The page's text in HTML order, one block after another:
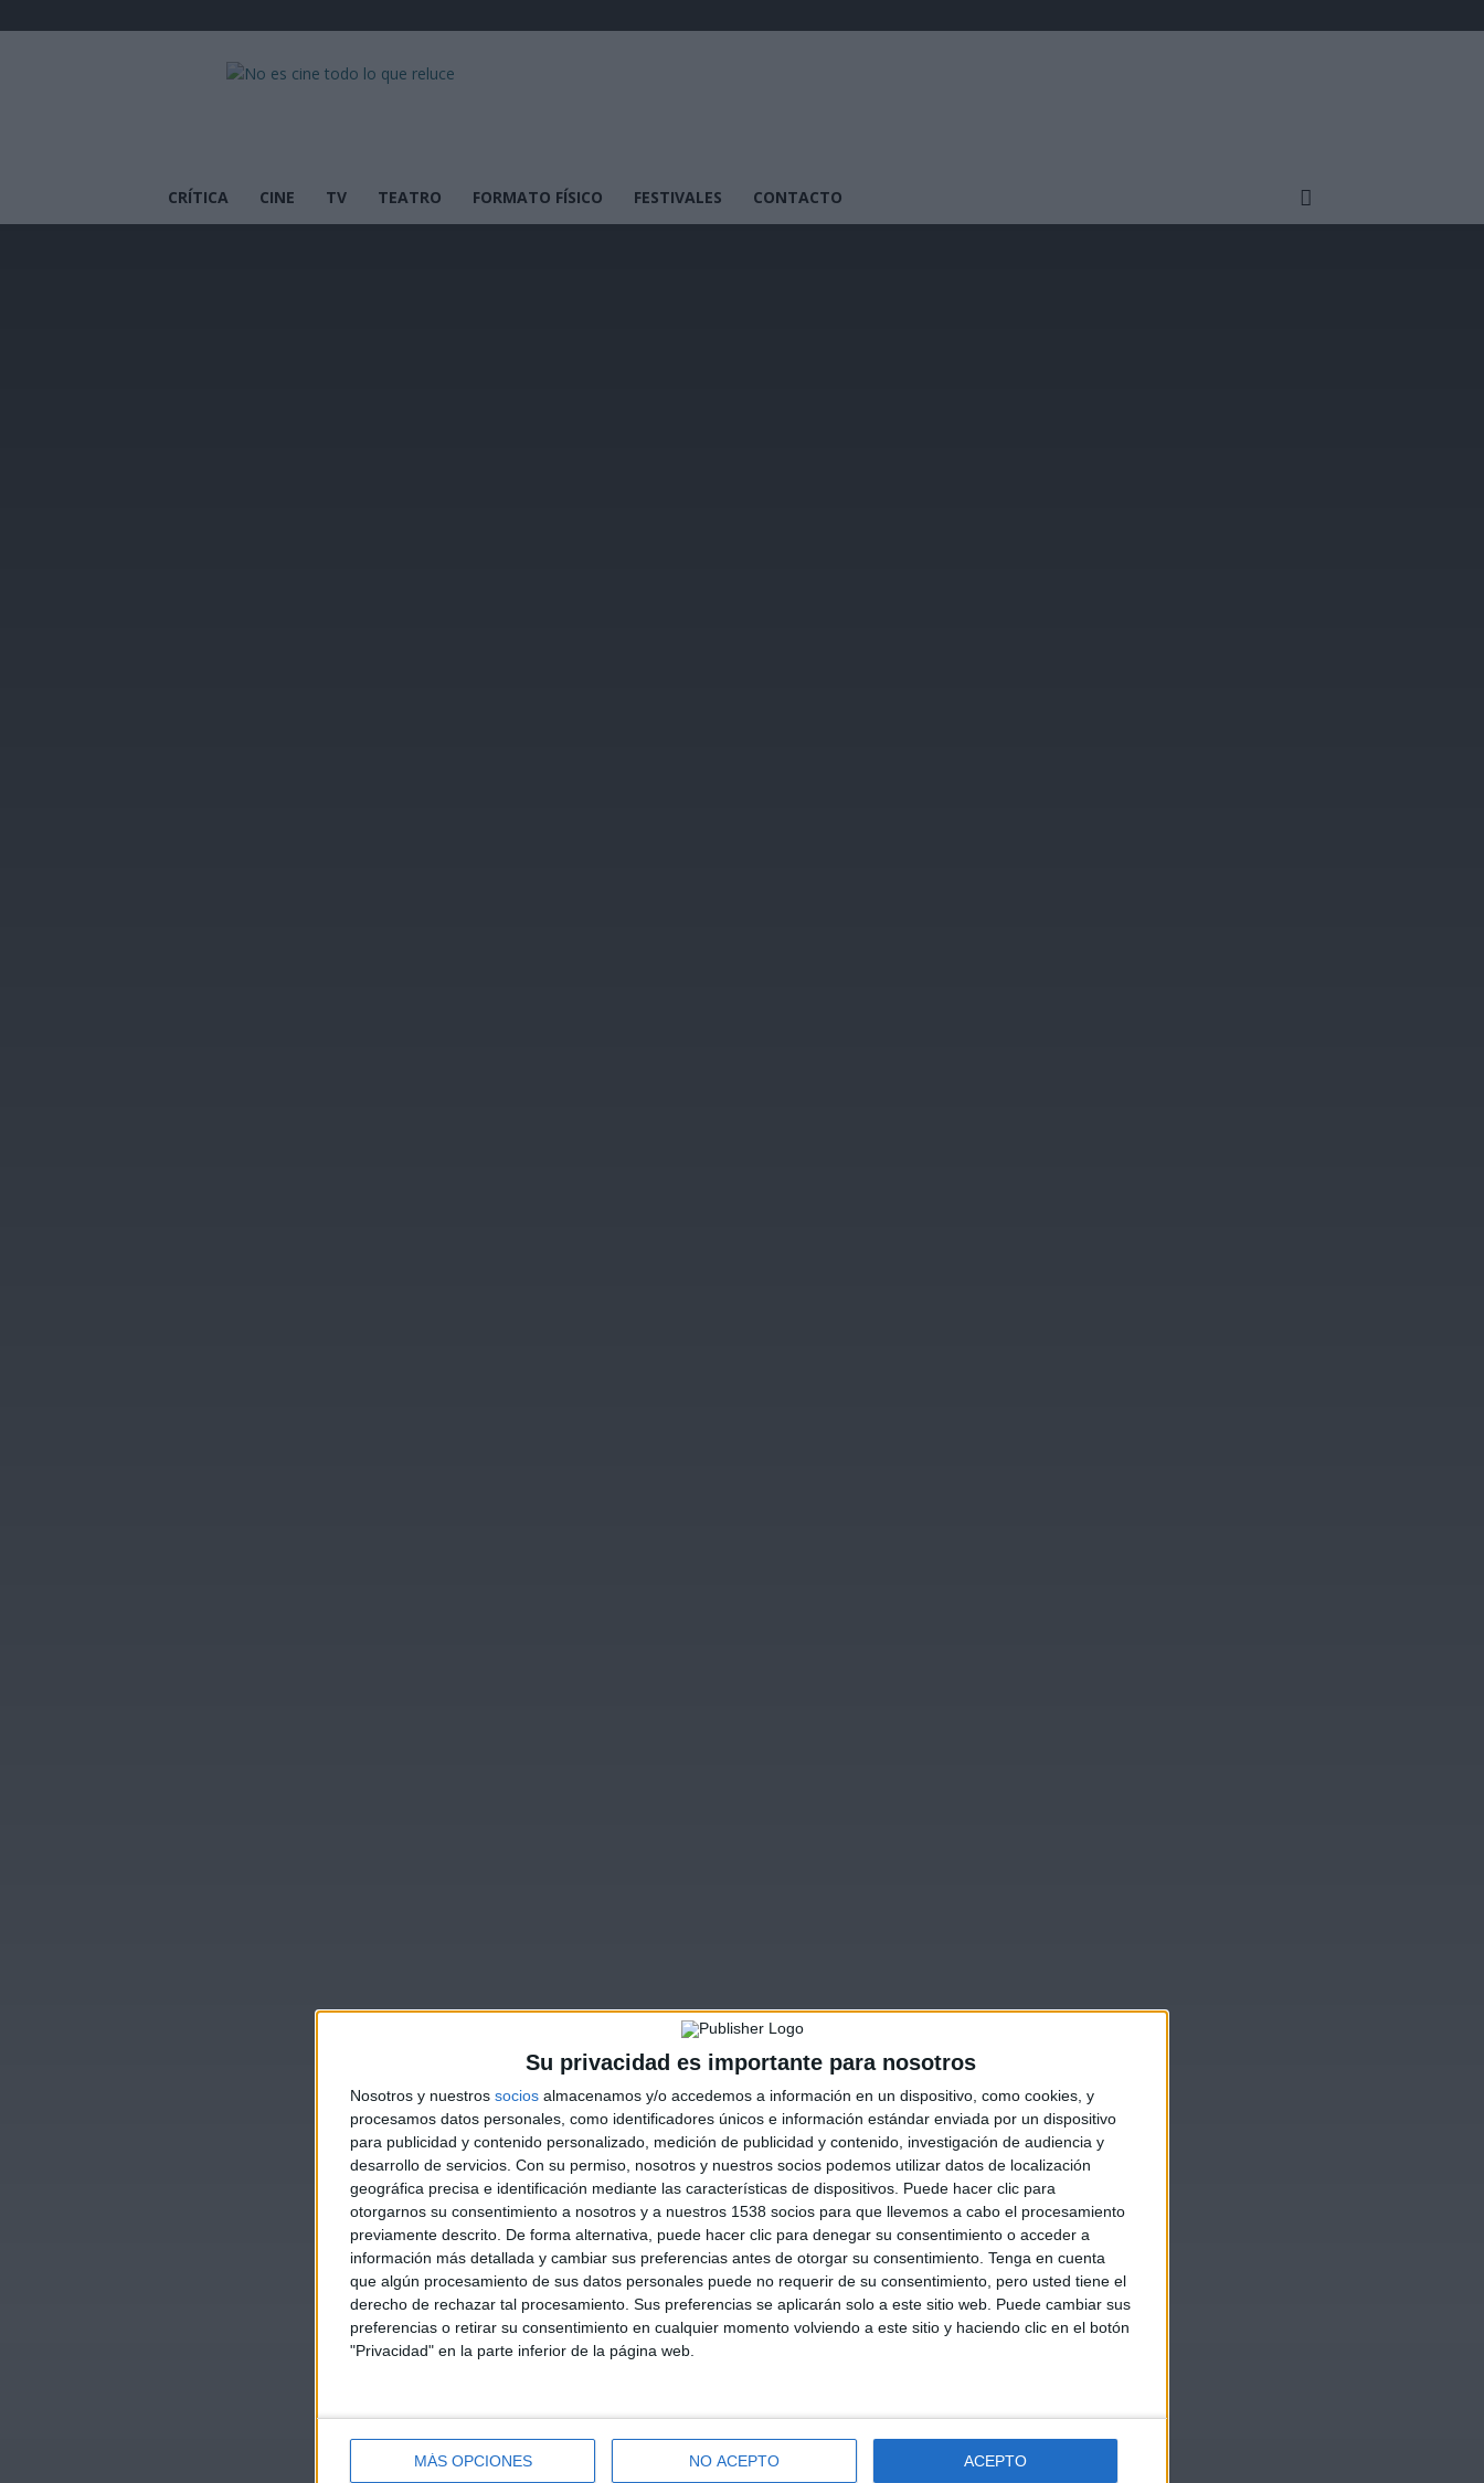
Su privacidad es importante para nosotros
Nosotros y nuestros socios almacenamos y/o accedemos a información en un dispositivo, como cookies, y
procesamos datos personales, como identificadores únicos e información estándar enviada por un dispositivo
para publicidad y contenido personalizado, medición de publicidad y contenido, investigación de audiencia y
desarrollo de servicios. Con su permiso, nosotros y nuestros socios podemos utilizar datos de localización
geográfica precisa e identificación mediante las características de dispositivos. Puede hacer clic para
otorgarnos su consentimiento a nosotros y a nuestros 1538 socios para que llevemos a cabo el procesamiento
previamente descrito. De forma alternativa, puede hacer clic para denegar su consentimiento o acceder a
información más detallada y cambiar sus preferencias antes de otorgar su consentimiento. Tenga en cuenta
que algún procesamiento de sus datos personales puede no requerir de su consentimiento, pero usted tiene el
derecho de rechazar tal procesamiento. Sus preferencias se aplicarán solo a este sitio web. Puede cambiar sus
preferencias o retirar su consentimiento en cualquier momento volviendo a este sitio y haciendo clic en el botón
"Privacidad" en la parte inferior de la página web.
MÁS OPCIONES NO ACEPTO ACEPTO
No
que
CRÍTICA CINE TV TEATRO FORMATO FÍSICO FESTIVALES CONTACTO